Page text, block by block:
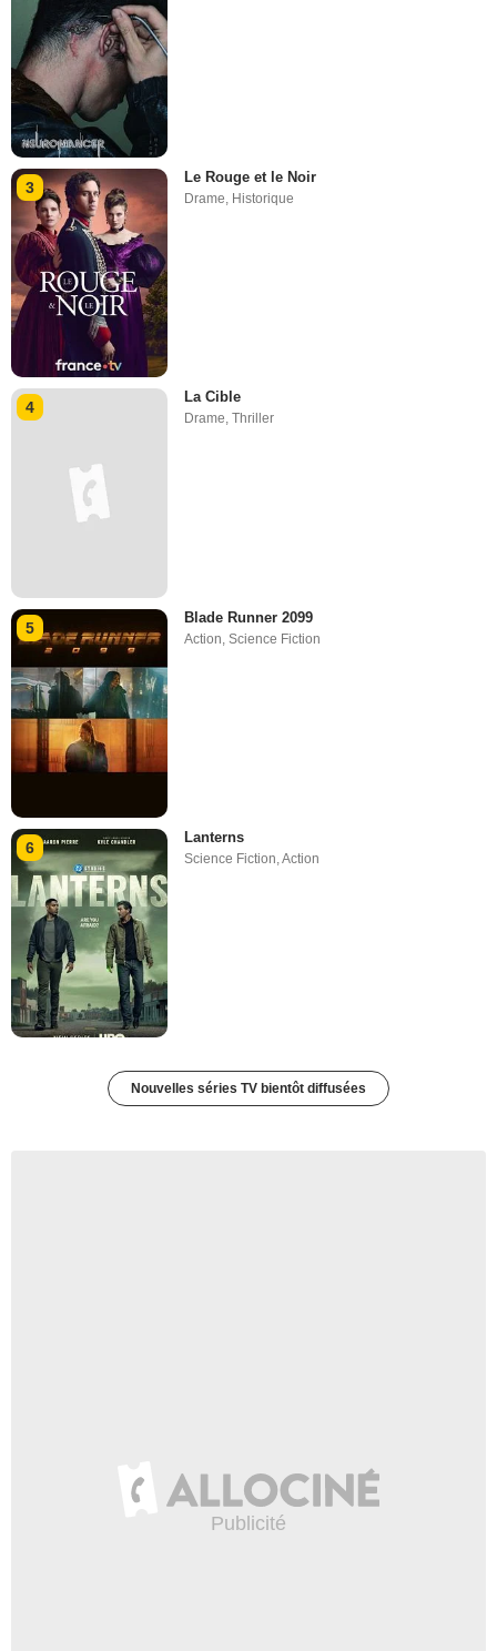
3
Le Rouge et le Noir
Drame, Historique
4
La Cible
Drame,Thriller
5
Blade Runner 2099
Action ,Science Fiction
6
Lanterns
Science Fiction,Action
Nouvelles séries TV bientôt diffusées